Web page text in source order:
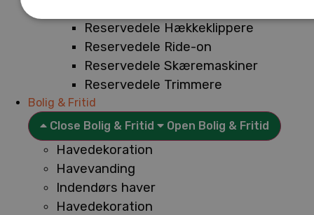
Reservedele Hækkeklippere
Reservedele Ride-on
Reservedele Skæremaskiner
Reservedele Trimmere
Bolig & Fritid
Close Bolig & Fritid
Open Bolig & Fritid
Havedekoration
Havevanding
Indendørs haver
Havedekoration